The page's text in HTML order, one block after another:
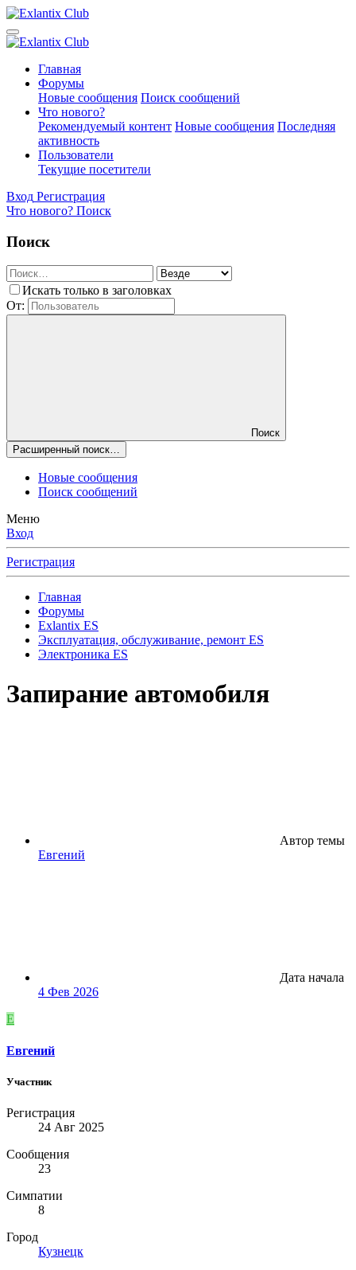
Главная
Форумы
Новые сообщения Поиск сообщений
Что нового?
Рекомендуемый контент Новые сообщения Последняя
активность
Пользователи
Текущие посетители
Вход Регистрация
Что нового? Поиск
Поиск
Искать только в заголовках
От:
Поиск
Расширенный поиск…
Новые сообщения
Поиск сообщений
Меню
Вход
Регистрация
Главная
Форумы
Exlantix ES
Эксплуатация, обслуживание, ремонт ES
Электроника ES
Запирание автомобиля
Автор темы
Евгений
Дата начала
4 Фев 2026
Е
Евгений
Участник
Регистрация
24 Авг 2025
Сообщения
23
Симпатии
8
Город
Кузнецк